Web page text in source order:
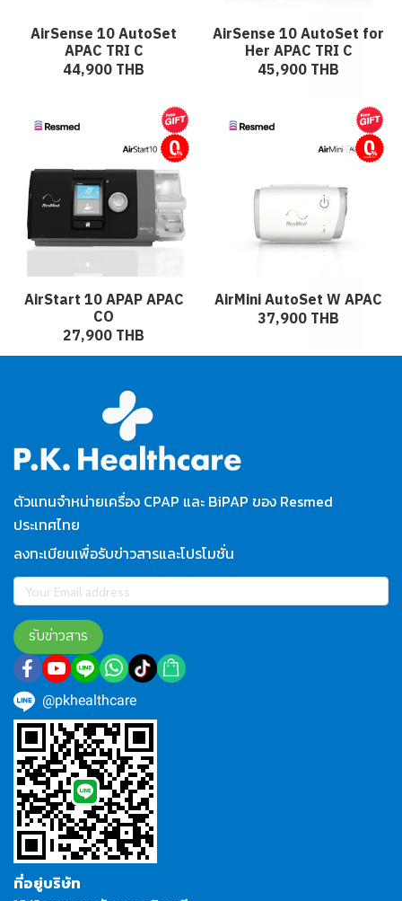
AirSense 10 AutoSet
APAC TRI C
44,900 THB
AirSense 10 AutoSet for
Her APAC TRI C
45,900 THB
ผ่อนชำระ
AirStart 10 APAP APAC
CO
27,900 THB
ผ่อนชำระ
AirMini AutoSet W APAC
37,900 THB
ตัวแทนจำหน่ายเครื่อง CPAP และ BiPAP ของ Resmed
ประเทศไทย
ลงทะเบียนเพื่อรับข่าวสารและโปรโมชั่น
รับข่าวสาร
@pkhealthcare
ที่อยู่บริษัท